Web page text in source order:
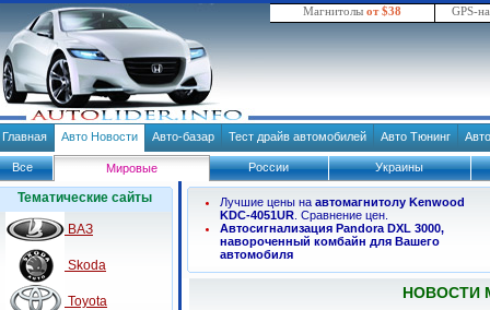
Магнитолы от $38 GPS-
Главная Авто Новости Авто-базар Тест драйв автомобилей Авто Тюнинг
Все Мировые России Украины
Тематические сайты
ВАЗ
Skoda
Toyota
Лучшие цены на автомагнитолу Kenwood
KDC-4051UR . Сравнение цен.
Автосигнализация Pandora DXL 3000,
навороченный комбайн для Вашего
автомобиля
НОВОСТИ